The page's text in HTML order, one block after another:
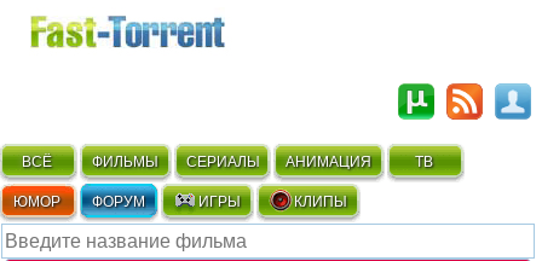
ВСЁ ФИЛЬМЫ СЕРИАЛЫ АНИМАЦИЯ ТВ
ЮМОР ФОРУМ ИГРЫ КЛИПЫ